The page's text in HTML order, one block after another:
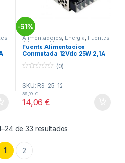
-61%
Alimentadores, Energia, Fuentes
Alimentación
Fuente Alimentacion
Conmutada 12Vdc 25W 2,1A
Rejilla MW RS-25-12
u
t
(0)
SKU: RS-25-12
14,06€
36,19€
de 33 resultados
1 2